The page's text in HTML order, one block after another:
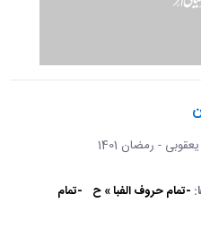
- رمضان 1401
-تمام حروف الفبا » ح -تمام